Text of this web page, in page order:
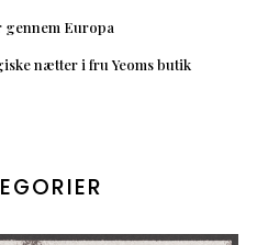
gennem Europa
nætter i fru Yeoms butik